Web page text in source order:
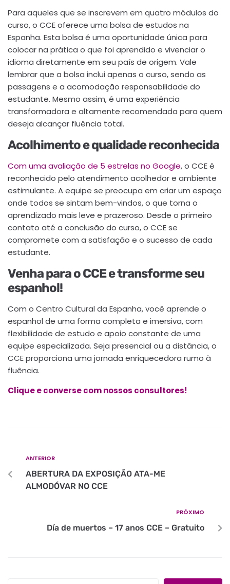
Para aqueles que se inscrevem em quatro módulos do
curso, o CCE oferece uma bolsa de estudos na
Espanha. Esta bolsa é uma oportunidade única para
colocar na prática o que foi aprendido e vivenciar o
idioma diretamente em seu país de origem. Vale
lembrar que a bolsa inclui apenas o curso, sendo as
passagens e a acomodação responsabilidade do
estudante. Mesmo assim, é uma experiência
transformadora e altamente recomendada para quem
deseja alcançar fluência total.
Acolhimento e qualidade reconhecida
Com uma avaliação de 5 estrelas no Google, o CCE é
reconhecido pelo atendimento acolhedor e ambiente
estimulante. A equipe se preocupa em criar um espaço
onde todos se sintam bem-vindos, o que torna o
aprendizado mais leve e prazeroso. Desde o primeiro
contato até a conclusão do curso, o CCE se
compromete com a satisfação e o sucesso de cada
estudante.
Venha para o CCE e transforme seu
espanhol!
Com o Centro Cultural da Espanha, você aprende o
espanhol de uma forma completa e imersiva, com
flexibilidade de estudo e apoio constante de uma
equipe especializada. Seja presencial ou a distância, o
CCE proporciona uma jornada enriquecedora rumo à
fluência.
Clique e converse com nossos consultores!
ANTERIOR
ABERTURA DA EXPOSIÇÃO ATA-ME
ALMODÓVAR NO CCE
PRÓXIMO
Día de muertos – 17 anos CCE – Gratuito